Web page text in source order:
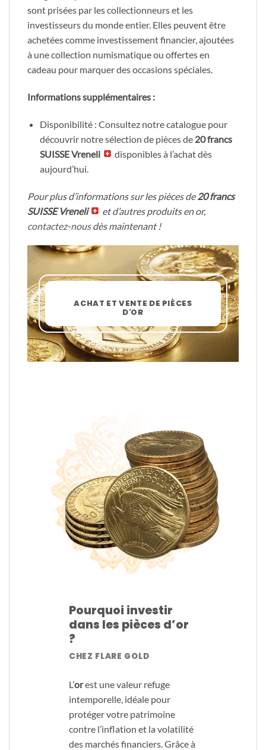
sont prisées par les collectionneurs et les
investisseurs du monde entier. Elles peuvent être
achetées comme investissement financier, ajoutées
à une collection numismatique ou offertes en
cadeau pour marquer des occasions spéciales.
Informations supplémentaires :
Disponibilité : Consultez notre catalogue pour
découvrir notre sélection de pièces de 20 francs
SUISSE Vreneli
disponibles à l’achat dès
aujourd’hui.
Pour plus d’informations sur les pièces de 20 francs
SUISSE Vreneli
et d’autres produits en or,
contactez-nousdès maintenant !
ACHAT ET VENTE DE PIÈCES
D'OR
Pourquoi investir
dans les pièces d’or
?
CHEZ FLARE GOLD
L’orest une valeur refuge
intemporelle, idéale pour
protéger votre patrimoine
contre l’inflation et la volatilité
des marchés financiers. Grâce à